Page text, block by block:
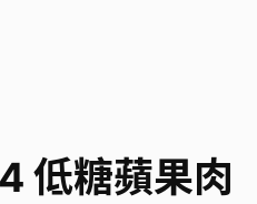
低糖蘋果肉